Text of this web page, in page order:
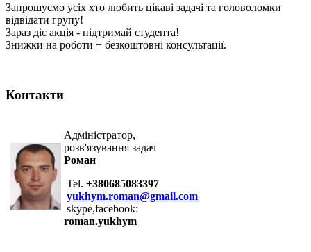
Запрошуємо усіх хто любить цікаві задачі та головоломки
відвідати групу!
Зараз діє акція - підтримай студента!
Знижки на роботи + безкоштовні консультації.
Контакти
Адміністратор,
розв'язування задач
Роман
Tel. +380685083397
yukhym.roman@gmail.com
skype,facebook:
roman.yukhym